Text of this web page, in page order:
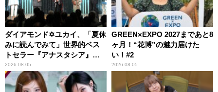
ダイアモンド✡ユカイ、「夏休
みに読んでみて」世界的ベス
トセラー『アナスタシア』を
紹介
2026.08.05
GREEN×EXPO 2027まであと8
ヶ月！“花博”の魅力届けた
い！#2
2026.08.05